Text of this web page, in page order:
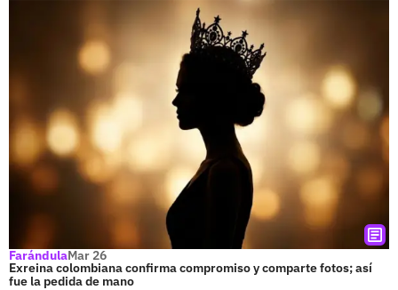
FarándulaMar 26
Exreina colombiana confirma compromiso y comparte fotos; así
fue la pedida de mano